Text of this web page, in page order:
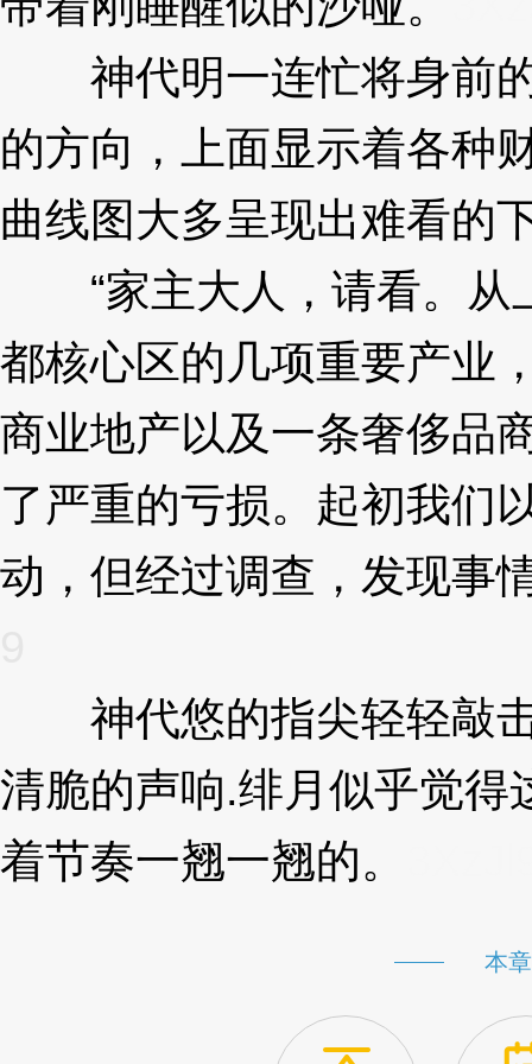
神代明一连忙将身前的
的方向，上面显示着各种
曲线图大多呈现出难看的
“家主大人，请看。从
都核心区的几项重要产业
商业地产以及一条奢侈品
了严重的亏损。起初我们
动，但经过调查，发现事
神代悠的指尖轻轻敲击
清脆的声响.绯月似乎觉得
着节奏一翘一翘的。
本